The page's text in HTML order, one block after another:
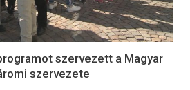
szervezett a Magyar
szervezete